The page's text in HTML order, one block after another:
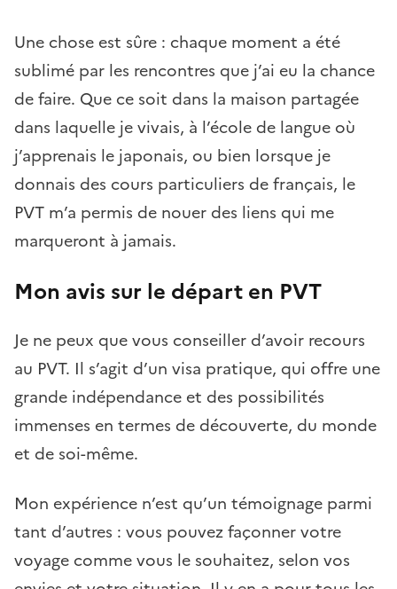
Une chose est sûre : chaque moment a été
sublimé par les rencontres que j’ai eu la chance
de faire. Que ce soit dans la maison partagée
dans laquelle je vivais, à l’école de langue où
j’apprenais le japonais, ou bien lorsque je
donnais des cours particuliers de français, le
PVT m’a permis de nouer des liens qui me
marqueront à jamais.
Mon avis sur le départ en PVT
Je ne peux que vous conseiller d’avoir recours
au PVT. Il s’agit d’un visa pratique, qui offre une
grande indépendance et des possibilités
immenses en termes de découverte, du monde
et de soi-même.
Mon expérience n’est qu’un témoignage parmi
tant d’autres : vous pouvez façonner votre
voyage comme vous le souhaitez, selon vos